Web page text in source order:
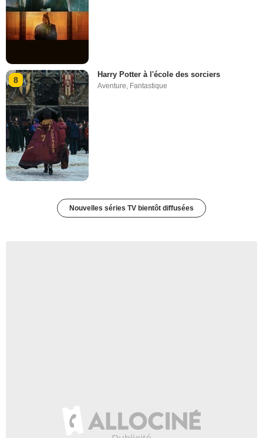
8
Harry Potter à l'école des sorciers
Aventure, Fantastique
Nouvelles séries TV bientôt diffusées